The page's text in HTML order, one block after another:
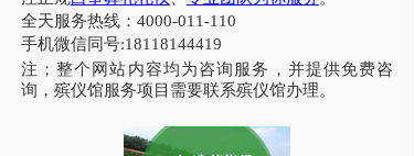
全天服务热线：4000-011-110
手机微信同号:18118144419
注；整个网站内容均为咨询服务，并提供免费咨
询，殡仪馆服务项目需要联系殡仪馆办理。